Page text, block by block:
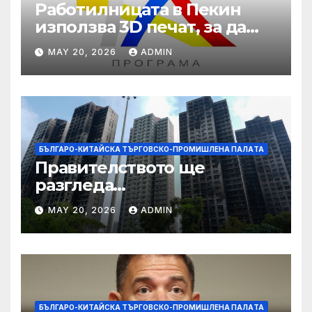
Работилницата в Пекин
използва 3D печат, за да
даде възможност на
работниците с увреждания
MAY 20, 2026 ADMIN
БЪЛГАРО-КИТАЙСКА ТЪРГОВСКО-ПРОМИШЛЕНА ПАЛAТА
Правителството ще
разгледа
застрахователните
претенции на Wang Fuk
Court по план за обратно
изкупуване: Хоп
MAY 20, 2026 ADMIN
БЪЛГАРО-КИТАЙСКА ТЪРГОВСКО-ПРОМИШЛЕНА ПАЛAТА